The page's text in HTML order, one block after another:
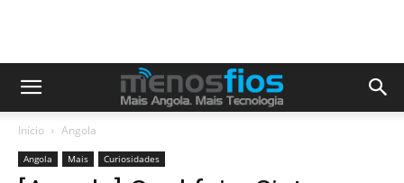
Início Angola
Angola Mais Curiosidades